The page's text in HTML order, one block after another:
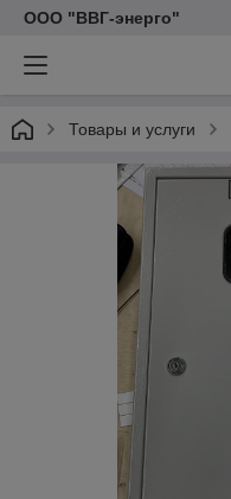
ООО "ВВГ-энерго"
Товары и услуги